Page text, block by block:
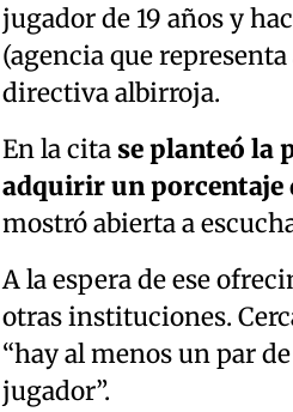
jugador de 19 años y
(agencia que
directiva albirroja.
En la cita se planteó la
adquirir un porcentaje
mostró abierta a
A la espera de ese
otras instituciones.
“hay al menos un par
jugador”.